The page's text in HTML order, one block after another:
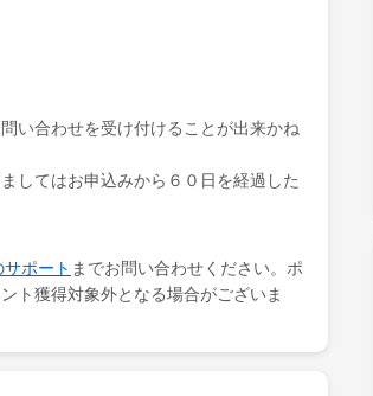
い合わせを受け付けることが出来かね
してはお申込みから６０日を経過した
ポート までお問い合わせください。ポ
ト獲得対象外となる場合がございま